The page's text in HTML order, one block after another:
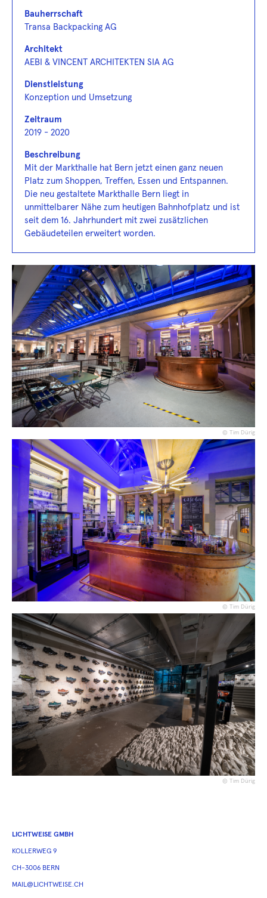
Bauherrschaft
Transa Backpacking AG
Architekt
AEBI & VINCENT ARCHITEKTEN SIA AG
Dienstleistung
Konzeption und Umsetzung
Zeitraum
2019 - 2020
Beschreibung
Mit der Markthalle hat Bern jetzt einen ganz neuen
Platz zum Shoppen, Treffen, Essen und Entspannen.
Die neu gestaltete Markthalle Bern liegt in
unmittelbarer Nähe zum heutigen Bahnhofplatz und ist
seit dem 16. Jahrhundert mit zwei zusätzlichen
Gebäudeteilen erweitert worden.
© Tim Dürig
© Tim Dürig
© Tim Dürig
LICHTWEISE GMBH
KOLLERWEG 9
CH-3006 BERN
MAIL@LICHTWEISE.CH